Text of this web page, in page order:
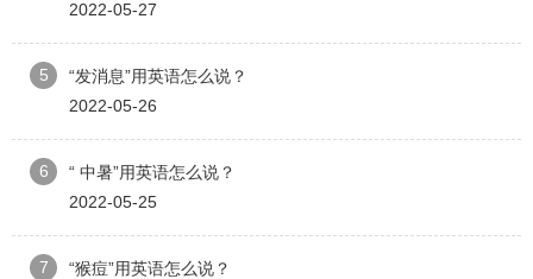
2022-05-27
5
“发消息”用英语怎么说？
2022-05-26
6
“ 中暑”用英语怎么说？
2022-05-25
7
“猴痘”用英语怎么说？